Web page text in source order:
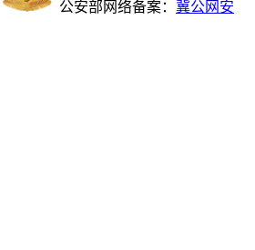
公安部网络备案： 冀公网安